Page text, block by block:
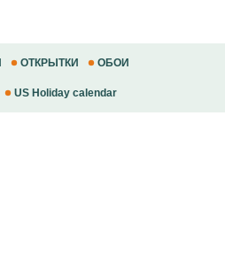
ОТКРЫТКИ ОБОИ
US Holiday calendar